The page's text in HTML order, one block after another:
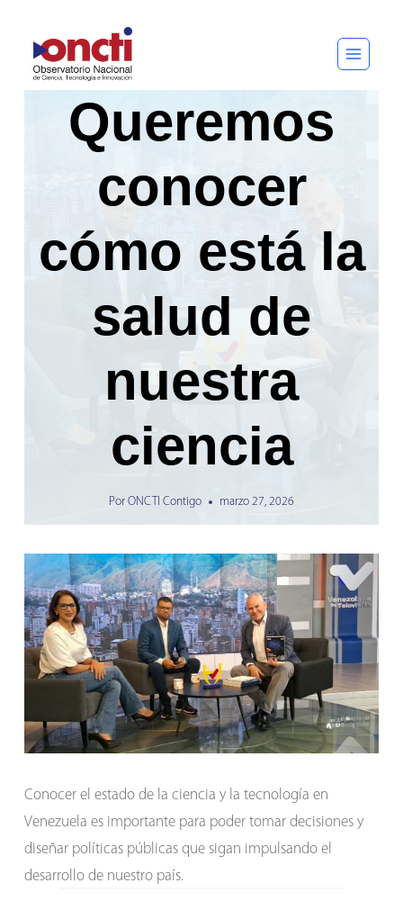
al
contenido
Queremos
conocer
cómo está la
salud de
nuestra
ciencia
Por ONCTI Contigo marzo 27, 2026
Conocer el estado de la ciencia y la tecnología en
Venezuela es importante para poder tomar decisiones y
diseñar políticas públicas que sigan impulsando el
desarrollo de nuestro país.